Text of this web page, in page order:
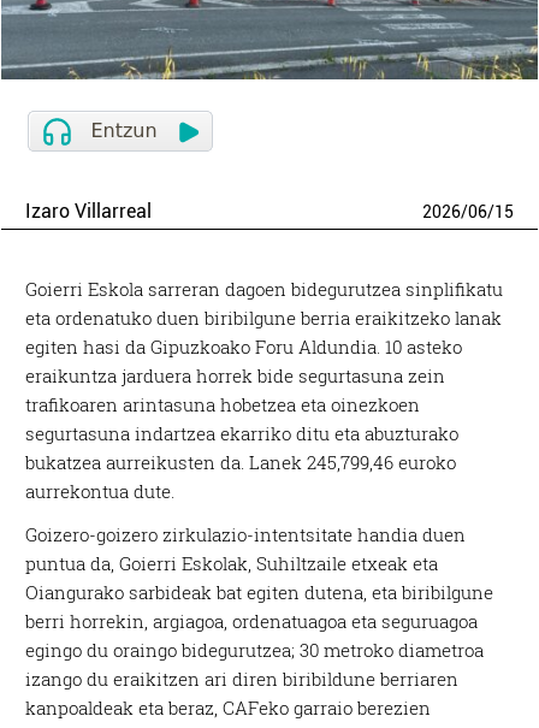
Izaro Villarreal 2026/06/15
Goierri Eskola sarreran dagoen bidegurutzea sinplifikatu
eta ordenatuko duen biribilgune berria eraikitzeko lanak
egiten hasi da Gipuzkoako Foru Aldundia. 10 asteko
eraikuntza jarduera horrek bide segurtasuna zein
trafikoaren arintasuna hobetzea eta oinezkoen
segurtasuna indartzea ekarriko ditu eta abuzturako
bukatzea aurreikusten da. Lanek 245,799,46 euroko
aurrekontua dute.
Goizero-goizero zirkulazio-intentsitate handia duen
puntua da, Goierri Eskolak, Suhiltzaile etxeak eta
Oiangurako sarbideak bat egiten dutena, eta biribilgune
berri horrekin, argiagoa, ordenatuagoa eta seguruagoa
egingo du oraingo bidegurutzea; 30 metroko diametroa
izango du eraikitzen ari diren biribildune berriaren
kanpoaldeak eta beraz, CAFeko garraio berezien